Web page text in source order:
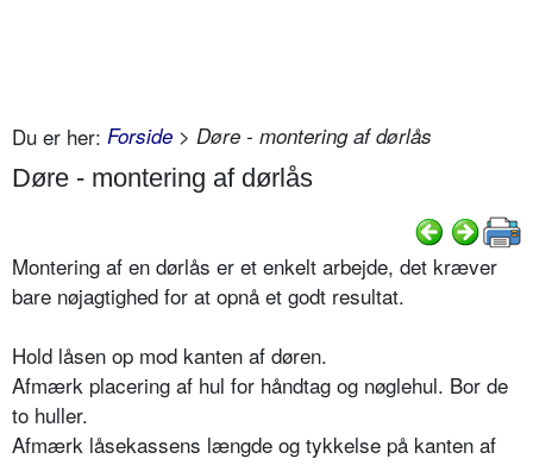
Du er her: Forside > Døre - montering af dørlås
Døre - montering af dørlås
Montering af en dørlås er et enkelt arbejde, det kræver
bare nøjagtighed for at opnå et godt resultat.
Hold låsen op mod kanten af døren.
Afmærk placering af hul for håndtag og nøglehul. Bor de
to huller.
Afmærk låsekassens længde og tykkelse på kanten af